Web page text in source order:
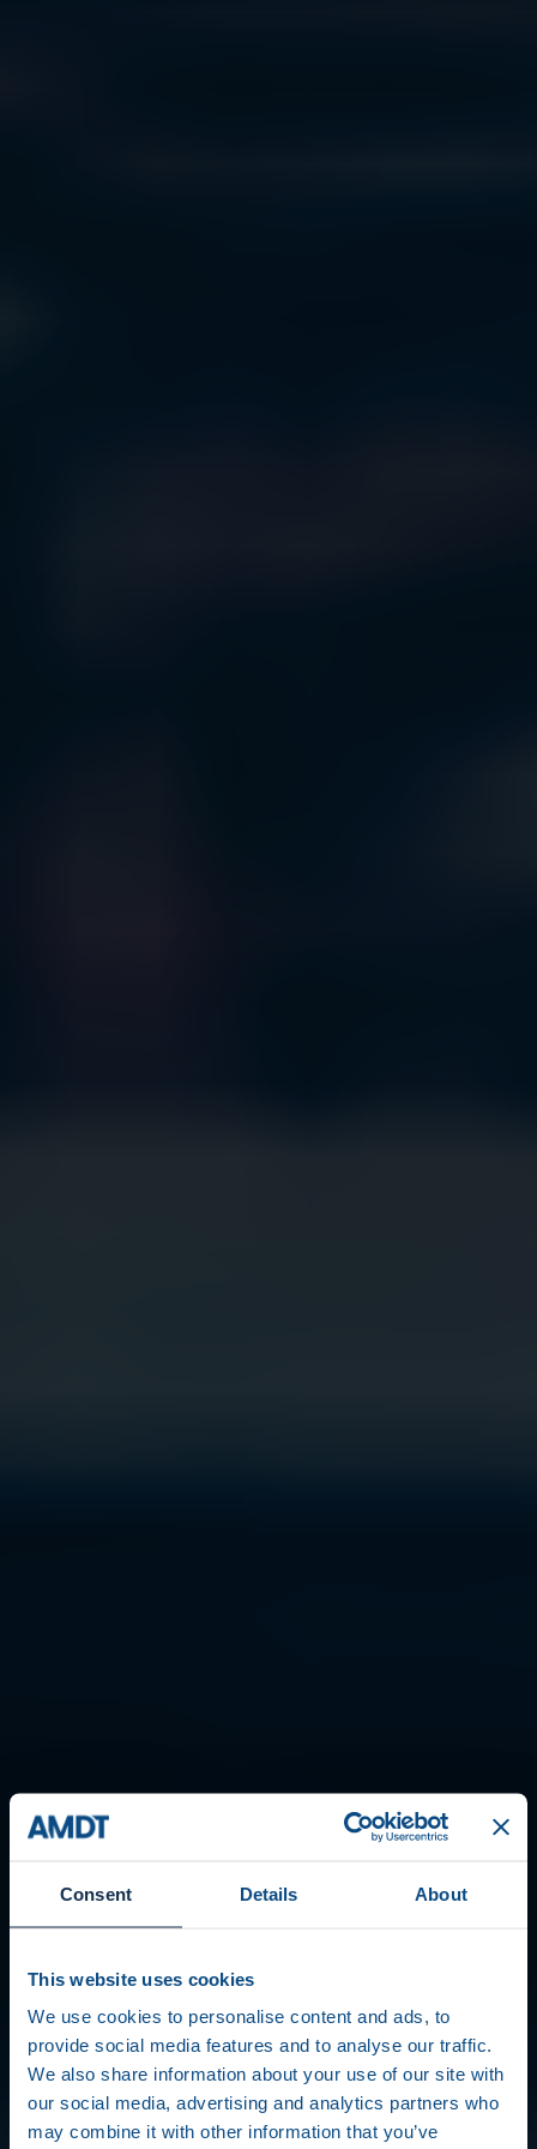
Consent Details About
This website uses cookies
We use cookies to personalise content and ads, to
provide social media features and to analyse our traffic.
We also share information about your use of our site with
our social media, advertising and analytics partners who
may combine it with other information that you’ve